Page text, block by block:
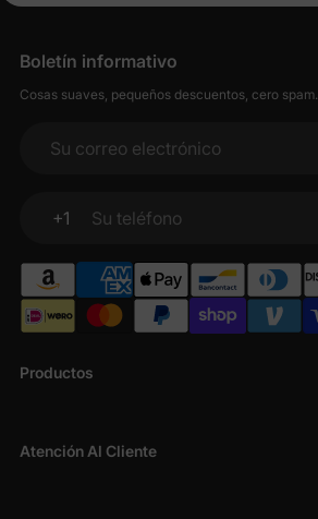
Productos
Atención Al Cliente
Boletín informativo
Cosas suaves, pequeños descuentos, cero spam.
Su correo electrónico
+1
Su teléfono